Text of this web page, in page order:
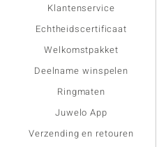
Klantenservice
Echtheidscertificaat
Welkomstpakket
Deelname winspelen
Ringmaten
Juwelo App
Verzending en retouren